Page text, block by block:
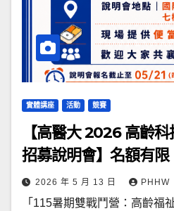
實體講座 活動 競賽
【高醫大 2026 高齡
招募說明會】名額有
2026 年 5 月 13 日 PHHW
「115暑期雙戰鬥營：高齡福